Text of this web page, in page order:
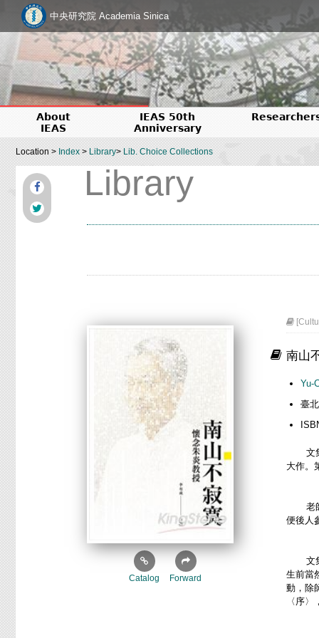
中央研究院 Academia Sinica
About
IEAS
IEAS 50th
Anniversary
Location >Index>Library>Lib. Choice Collections
Library
Catalog Forward
南山
Yu-
臺
文集
大作。
老師
便後人
文集
生前當
動，除
〈序